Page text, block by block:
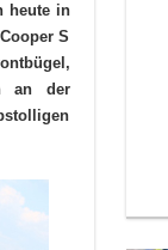
heute in
S
an der